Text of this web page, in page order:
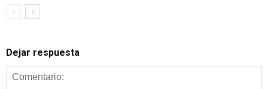
Dejar respuesta